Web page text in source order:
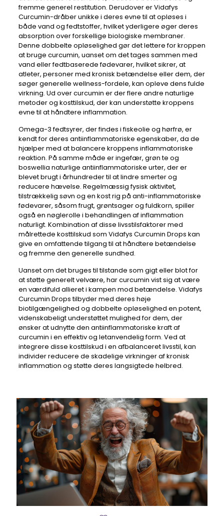
fremme generel restitution. Derudover er Vidafys
Curcumin-dråber unikke i deres evne til at opløses i
både vand og fedtstoffer, hvilket yderligere øger deres
absorption over forskellige biologiske membraner.
Denne dobbelte opløselighed gør det lettere for kroppen
at bruge curcumin, uanset om det tages sammen med
vand eller fedtbaserede fødevarer, hvilket sikrer, at
atleter, personer med kronisk betændelse eller dem, der
søger generelle wellness-fordele, kan opleve dens fulde
virkning. Ud over curcumin er der flere andre naturlige
metoder og kosttilskud, der kan understøtte kroppens
evne til at håndtere inflammation.
Omega-3 fedtsyrer, der findes i fiskeolie og hørfrø, er
kendt for deres antiinflammatoriske egenskaber, da de
hjælper med at balancere kroppens inflammatoriske
reaktion. På samme måde er ingefær, grøn te og
boswellia naturlige antiinflammatoriske urter, der er
blevet brugt i århundreder til at lindre smerter og
reducere hævelse. Regelmæssig fysisk aktivitet,
tilstrækkelig søvn og en kost rig på anti-inflammatoriske
fødevarer, såsom frugt, grøntsager og fuldkorn, spiller
også en nøglerolle i behandlingen af ​​inflammation
naturligt. Kombination af disse livsstilsfaktorer med
målrettede kosttilskud som Vidafys Curcumin Drops kan
give en omfattende tilgang til at håndtere betændelse
og fremme den generelle sundhed.
Uanset om det bruges til tilstande som gigt eller blot for
at støtte generelt velvære, har curcumin vist sig at være
en værdifuld allieret i kampen mod betændelse. Vidafys
Curcumin Drops tilbyder med deres høje
biotilgængelighed og dobbelte opløselighed en potent,
videnskabeligt understøttet mulighed for dem, der
ønsker at udnytte den antiinflammatoriske kraft af
curcumin i en effektiv og letanvendelig form. Ved at
integrere disse kosttilskud i en afbalanceret livsstil, kan
individer reducere de skadelige virkninger af kronisk
inflammation og støtte deres langsigtede helbred.